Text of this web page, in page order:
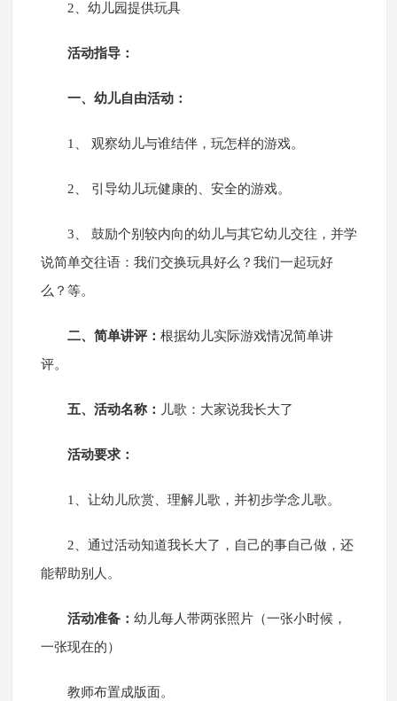
2、幼儿园提供玩具
活动指导：
一、幼儿自由活动：
1、 观察幼儿与谁结伴，玩怎样的游戏。
2、 引导幼儿玩健康的、安全的游戏。
3、 鼓励个别较内向的幼儿与其它幼儿交往，并学
说简单交往语：我们交换玩具好么？我们一起玩好
么？等。
二、简单讲评： 根据幼儿实际游戏情况简单讲
评。
五、活动名称： 儿歌：大家说我长大了
活动要求：
1、让幼儿欣赏、理解儿歌，并初步学念儿歌。
2、通过活动知道我长大了，自己的事自己做，还
能帮助别人。
活动准备： 幼儿每人带两张照片（一张小时候，
一张现在的）
教师布置成版面。